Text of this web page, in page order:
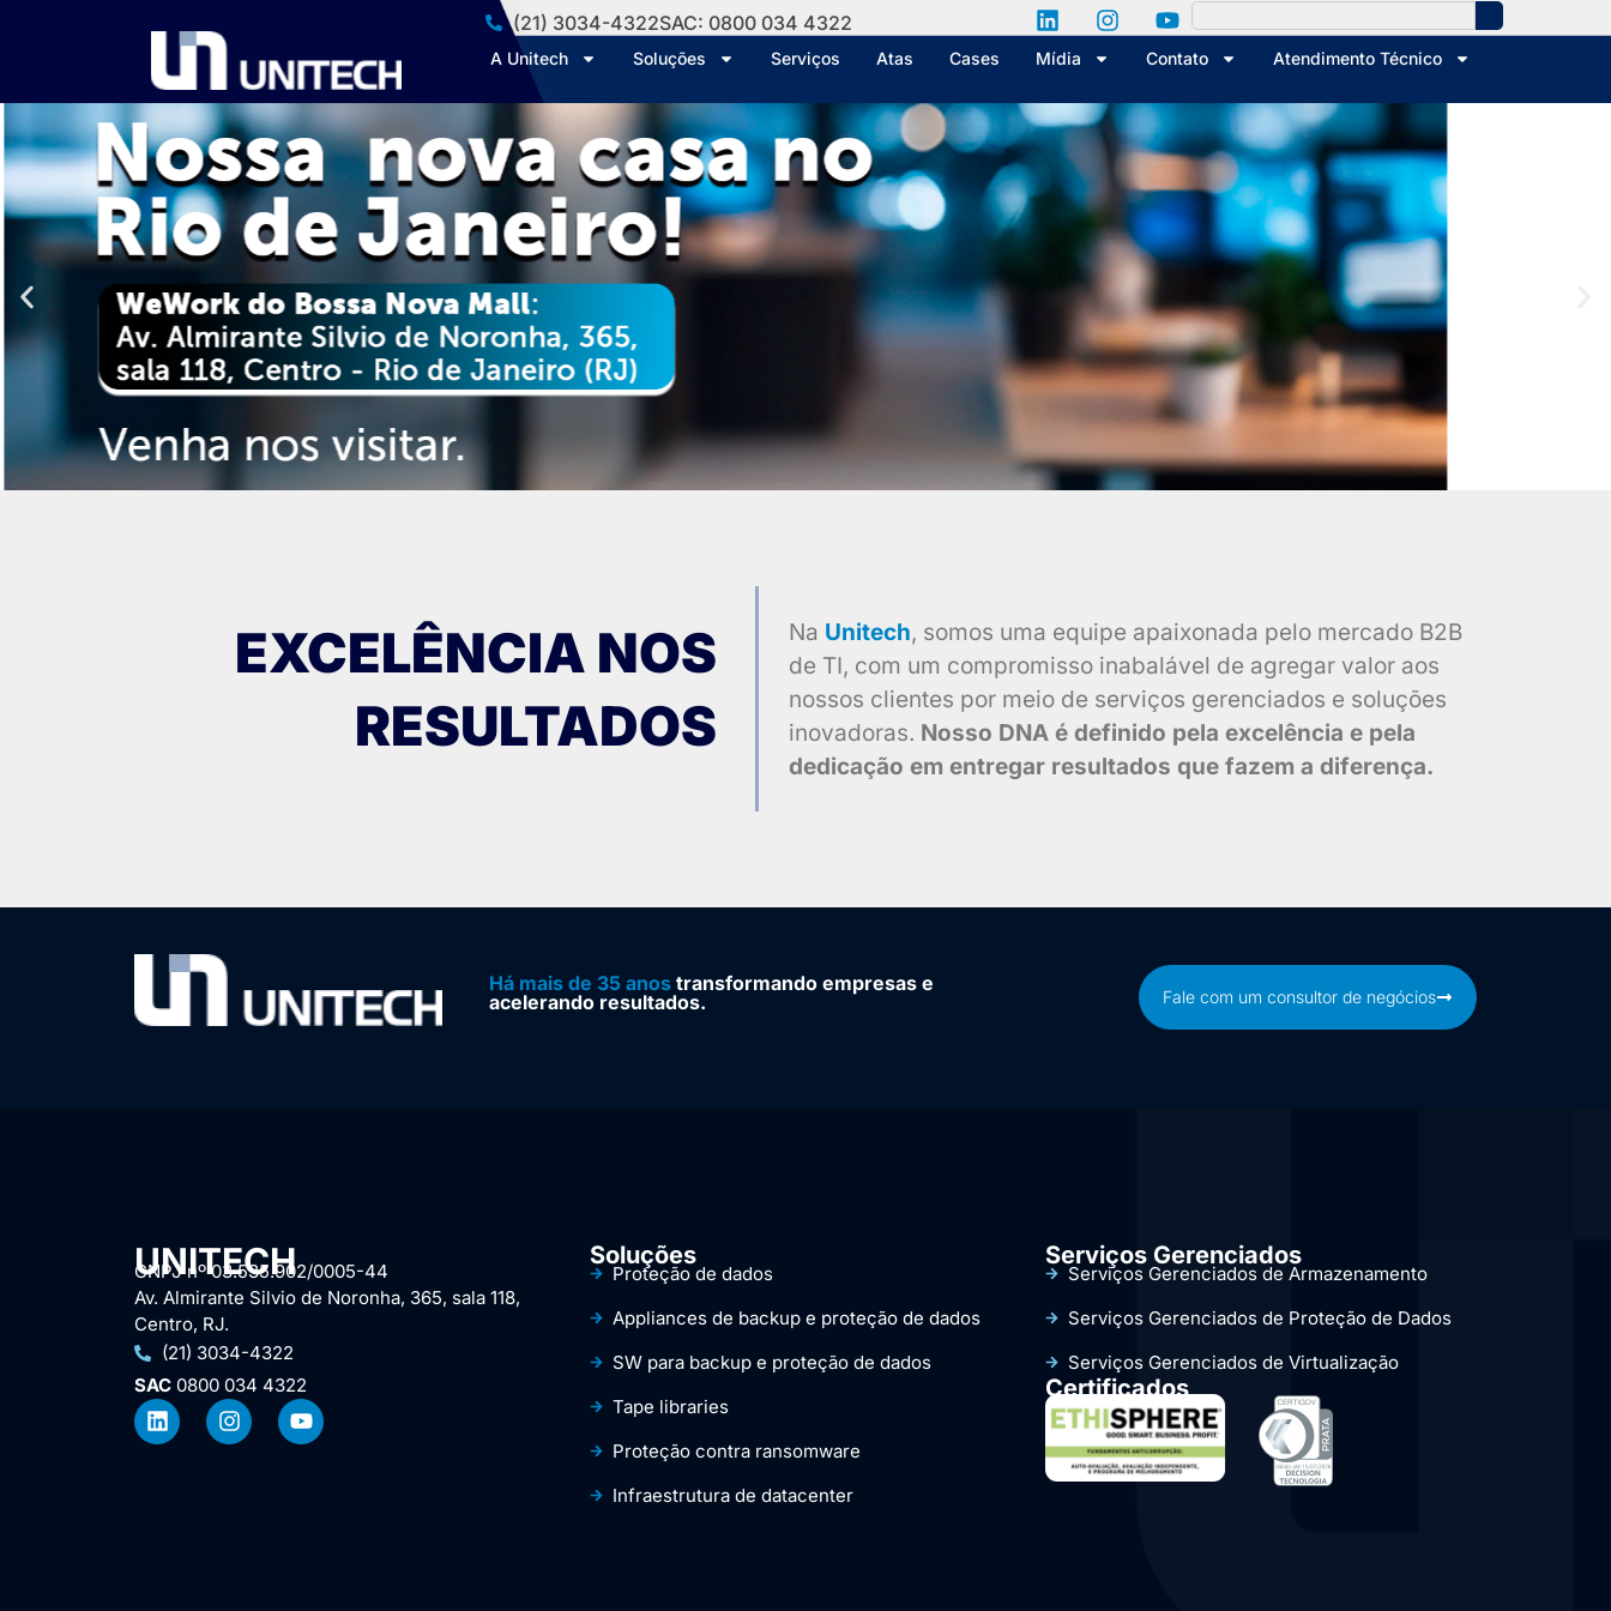
(21) 3034-4322SAC: 0800 034 4322
A Unitech Soluções Serviços Atas Cases Mídia Contato Atendimento Técnico
EXCELÊNCIA NOS
RESULTADOS
Na Unitech, somos uma equipe apaixonada pelo mercado B2B
de TI, com um compromisso inabalável de agregar valor aos
nossos clientes por meio de serviços gerenciados e soluções
inovadoras. Nosso DNA é definido pela excelência e pela
dedicação em entregar resultados que fazem a diferença.
Há mais de 35 anos transformando empresas e
acelerando resultados.
Fale com um consultor de negócios
UNITECH
CNPJ nº 03.535.902/0005-44
Av. Almirante Silvio de Noronha, 365, sala 118,
Centro, RJ.
(21) 3034-4322
SAC 0800 034 4322
Soluções
Proteção de dados
Appliances de backup e proteção de dados
SW para backup e proteção de dados
Tape libraries
Proteção contra ransomware
Infraestrutura de datacenter
Serviços Gerenciados
Serviços Gerenciados de Armazenamento
Serviços Gerenciados de Proteção de Dados
Serviços Gerenciados de Virtualização
Certificados